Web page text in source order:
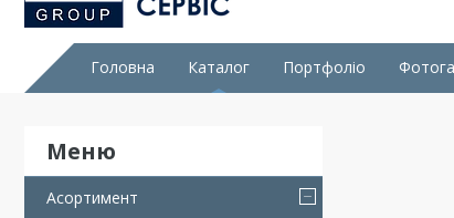
Головна Каталог Портфоліо
Асортимент